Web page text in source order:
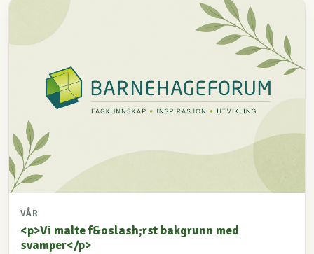
VÅR
<p>Vi malte f&oslash;rst bakgrunn med
svamper</p>